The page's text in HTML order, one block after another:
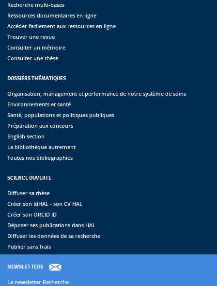
Recherche multi-bases
Ressources documentaires en ligne
Accéder facilement aux ressources en ligne
Trouver une revue
Consulter un mémoire
Consulter une thèse
DOSSIERS THÉMATIQUES
Organisation, management et performance de notre système de soins
Environnements et santé
Santé, populations et politiques publiques
Préparation aux concours
English section
La bibliothèque autrement
Toutes nos bibliographies
SCIENCE OUVERTE
Diffuser sa thèse
Créer son IdHAL - son CV HAL
Créer son ORCID ID
Déposer ses publications dans HAL
Diffuser les données de sa recherche
Publier sans frais
NEWSLETTERS
La newsletter Recherche